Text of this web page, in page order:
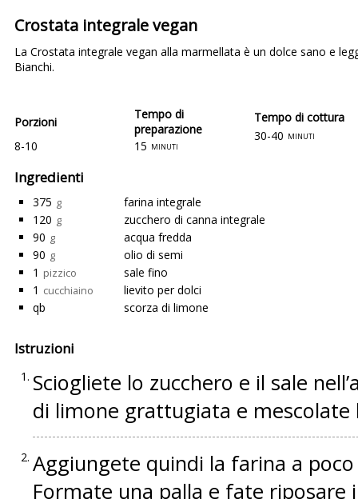
Crostata integrale vegan
La Crostata integrale vegan alla marmellata è un dolce sano e
Bianchi.
Porzioni
Tempo di
preparazione
8-10
15 minuti
Tempo di cottura
30-40 minuti
Ingredienti
375 g
farina integrale
120 g
zucchero di canna integrale
90 g
acqua fredda
90 g
olio di semi
1 pizzico
sale fino
1 cucchiaino
lievito per dolci
qb
scorza di limone
Istruzioni
Sciogliete lo zucchero e il sale
di limone grattugiata e mescolate
Aggiungete quindi la farina a
Formate una palla e fate